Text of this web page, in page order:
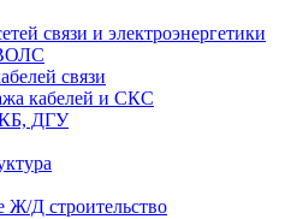
связи и электроэнергетики
связи
кабелей и СКС
ДГУ
Ж/Д строительство